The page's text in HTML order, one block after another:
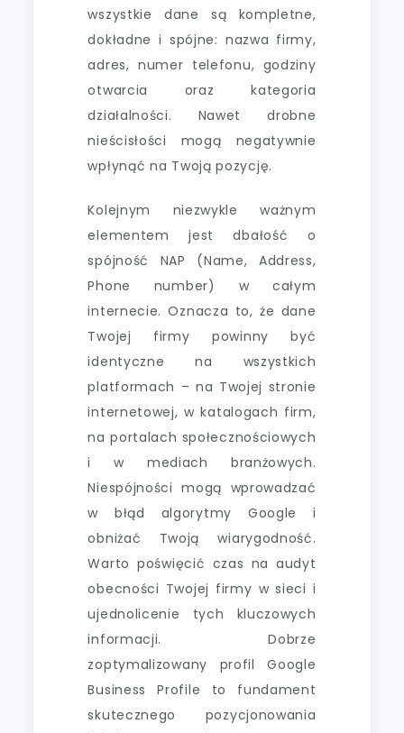
wszystkie dane są kompletne,
dokładne i spójne: nazwa firmy,
adres, numer telefonu, godziny
otwarcia oraz kategoria
działalności. Nawet drobne
nieścisłości mogą negatywnie
wpłynąć na Twoją pozycję.
Kolejnym niezwykle ważnym
elementem jest dbałość o
spójność NAP (Name, Address,
Phone number) w całym
internecie. Oznacza to, że dane
Twojej firmy powinny być
identyczne na wszystkich
platformach – na Twojej stronie
internetowej, w katalogach firm,
na portalach społecznościowych
i w mediach branżowych.
Niespójności mogą wprowadzać
w błąd algorytmy Google i
obniżać Twoją wiarygodność.
Warto poświęcić czas na audyt
obecności Twojej firmy w sieci i
ujednolicenie tych kluczowych
informacji. Dobrze
zoptymalizowany profil Google
Business Profile to fundament
skutecznego pozycjonowania